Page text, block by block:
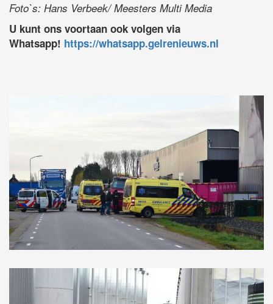
Foto`s: Hans Verbeek/ Meesters Multi Media
U kunt ons voortaan ook volgen via
Whatsapp! https://whatsapp.gelrenieuws.nl